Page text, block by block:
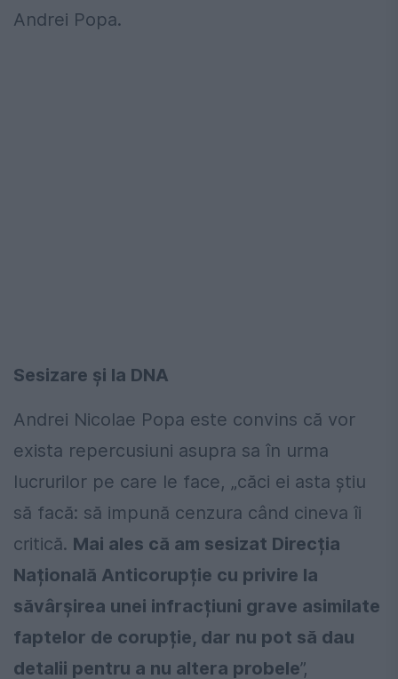
Andrei Popa.
Sesizare şi la DNA
Andrei Nicolae Popa este convins că vor
exista repercusiuni asupra sa în urma
lucrurilor pe care le face, „căci ei asta știu
să facă: să impună cenzura când cineva îi
critică. Mai ales că am sesizat Direcția
Națională Anticorupție cu privire la
săvârșirea unei infracțiuni grave asimilate
faptelor de corupție, dar nu pot să dau
detalii pentru a nu altera probele”,